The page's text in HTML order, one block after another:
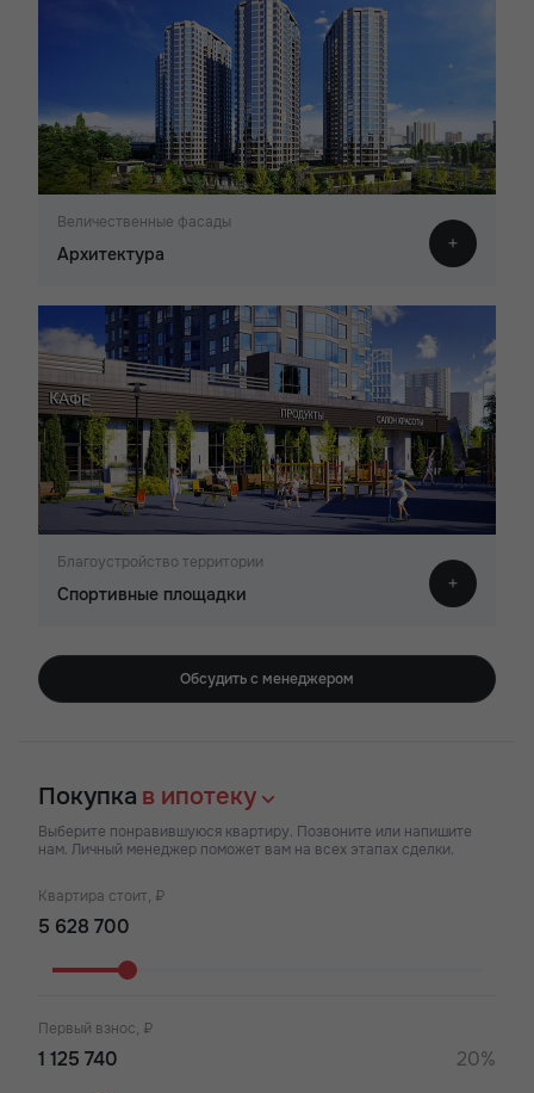
Величественные фасады
Архитектура
Благоустройство территории
Спортивные площадки
Обсудить с менеджером
Покупка в ипотеку
Выберите понравившуюся квартиру. Позвоните или напишите
нам. Личный менеджер поможет вам на всех этапах сделки.
Квартира стоит, ₽
Первый взнос, ₽
20%